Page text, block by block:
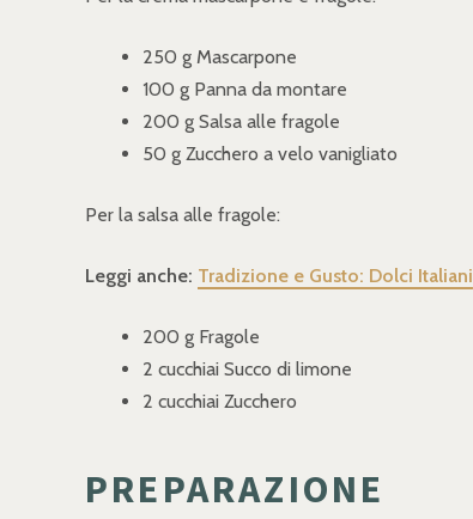
250 g Mascarpone
100 g Panna da montare
200 g Salsa alle fragole
50 g Zucchero a velo vanigliato
Per la salsa alle fragole:
Leggi anche: Tradizione e Gusto: Dolci Italiani
200 g Fragole
2 cucchiai Succo di limone
2 cucchiai Zucchero
PREPARAZIONE